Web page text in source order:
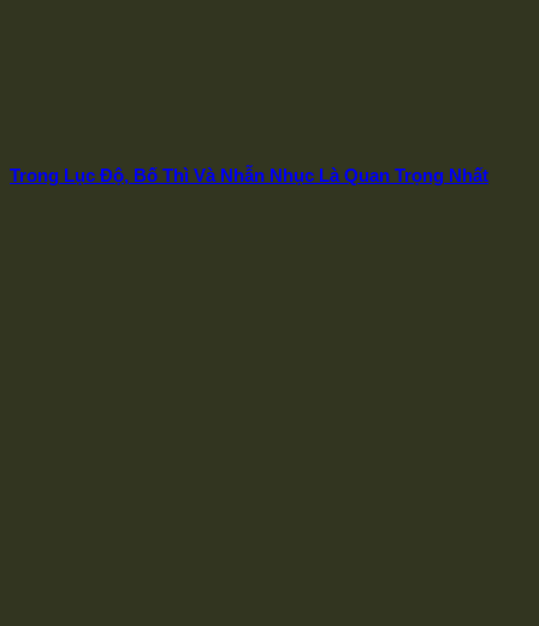
Trong Lục Độ, Bố Thì Và Nhẫn Nhục Là Quan Trọng Nhất